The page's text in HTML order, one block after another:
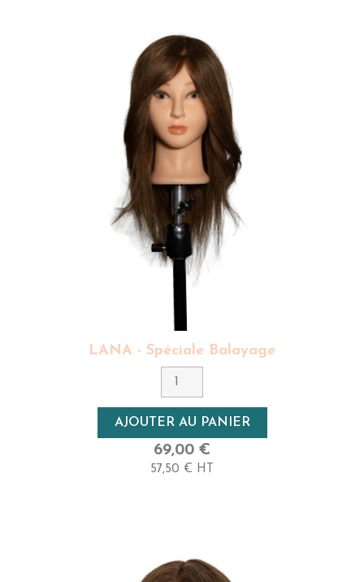
LANA - Spéciale Balayage
AJOUTER AU PANIER
69,00 €
57,50 € HT